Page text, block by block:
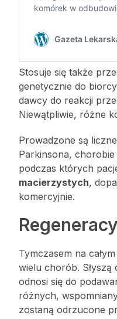
Stosuje się także
genetycznie do
dawcy do reakcji
Niewątpliwie, różne
Prowadzone są
Parkinsona,
podczas których
macierzystych,
komercyjnie.
Tymczasem na
wielu chorób.
odnosi się do
różnych,
zostaną odrzucone